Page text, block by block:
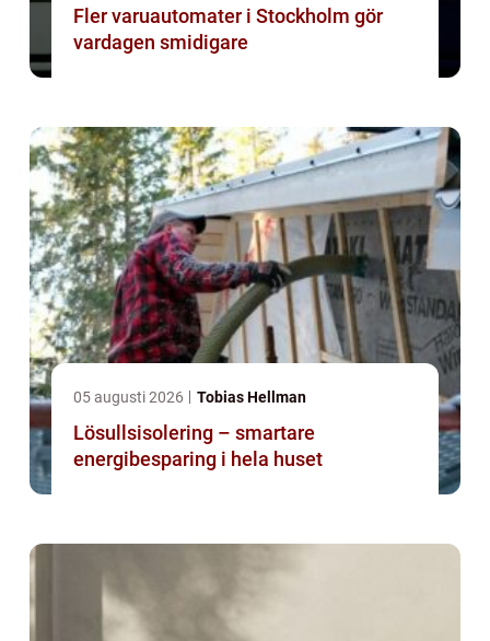
Fler varuautomater i Stockholm gör
vardagen smidigare
05 augusti 2026 Tobias Hellman
Lösullsisolering – smartare
energibesparing i hela huset